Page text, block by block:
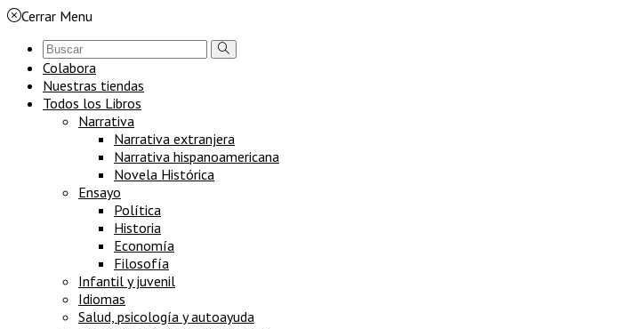
Cerrar Menu
Colabora
Nuestras tiendas
Todos los Libros
Narrativa
Narrativa extranjera
Narrativa hispanoamericana
Novela Histórica
Ensayo
Política
Historia
Economía
Filosofía
Infantil y juvenil
Idiomas
Salud, psicología y autoayuda